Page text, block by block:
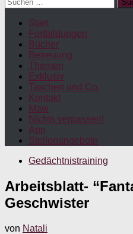
nach:
Start
Fortbildungen
Bücher
Betreuung
Themen
Exklusiv
Taschen und Co.
Kontakt
Maw
Nichts verpassen!
App
Stellenangebote
Gedächtnistraining
Arbeitsblatt-
Geschwister
von Natali